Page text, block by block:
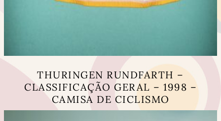
THURINGEN RUNDFARTH –
CLASSIFICAÇÃO GERAL – 1998 –
CAMISA DE CICLISMO